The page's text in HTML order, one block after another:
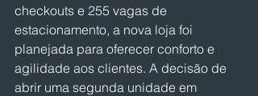
checkouts e 255 vagas de
estacionamento, a nova loja foi
planejada para oferecer conforto e
agilidade aos clientes. A decisão de
abrir uma segunda unidade em